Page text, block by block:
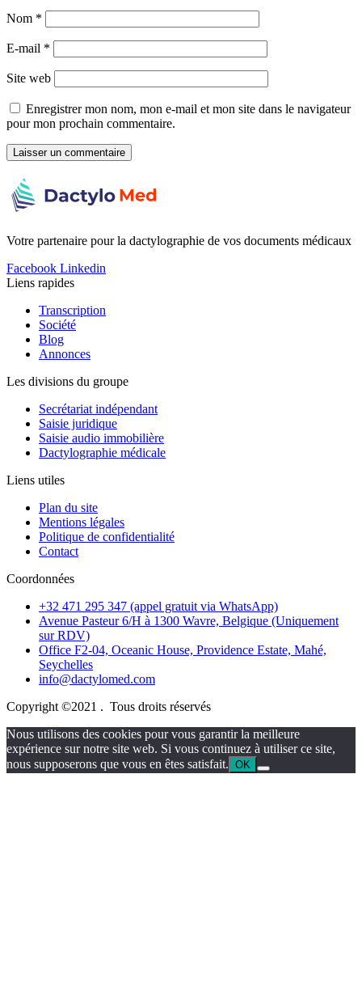
Nom *
E-mail *
Site web
Enregistrer mon nom, mon e-mail et mon site dans le navigateur
pour mon prochain commentaire.
Votre partenaire pour la dactylographie de vos documents médicaux
Facebook Linkedin
Liens rapides
Transcription
Société
Blog
Annonces
Les divisions du groupe
Secrétariat indépendant
Saisie juridique
Saisie audio immobilière
Dactylographie médicale
Liens utiles
Plan du site
Mentions légales
Politique de confidentialité
Contact
Coordonnées
+32 471 295 347 (appel gratuit via WhatsApp)
Avenue Pasteur 6/H à 1300 Wavre, Belgique (Uniquement
sur RDV)
Office F2-04, Oceanic House, Providence Estate, Mahé,
Seychelles
info@dactylomed.com
Copyright ©2021 . Tous droits réservés
Nous utilisons des cookies pour vous garantir la meilleure
expérience sur notre site web. Si vous continuez à utiliser ce site,
nous supposerons que vous en êtes satisfait. OK